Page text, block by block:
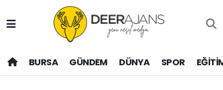
BURSA GÜNDEM DÜNYA SPOR
Hava Durumu
Trafik Durumu